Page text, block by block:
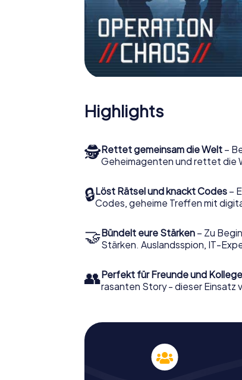
Highlights
🕵Rettet gemeinsam die Welt –
Geheimagenten und rettet die
🔒Löst Rätsel und knackt Codes –
Codes, geheime Treffen mit
🤝Bündelt eure Stärken – Zu
Stärken. Auslandsspion, IT-
👥Perfekt für Freunde und
rasanten Story - dieser Einsatz